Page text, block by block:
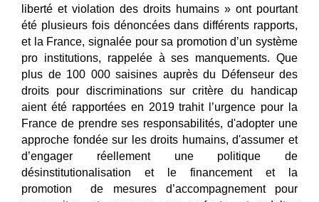
liberté et violation des droits humains » ont pourtant
été plusieurs fois dénoncées dans différents rapports,
et la France, signalée pour sa promotion d’un système
pro institutions, rappelée à ses manquements. Que
plus de 100 000 saisines auprès du Défenseur des
droits pour discriminations sur critère du handicap
aient été rapportées en 2019 trahit l’urgence pour la
France de prendre ses responsabilités, d'adopter une
approche fondée sur les droits humains, d'assumer et
d’engager réellement une politique de
désinstitutionalisation et le financement et la
promotion de mesures d’accompagnement pour